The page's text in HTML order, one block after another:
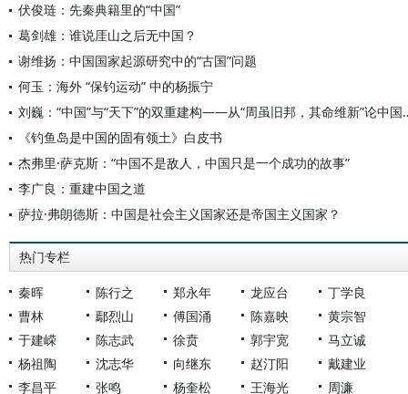
伏俊琏：先秦典籍里的“中国”
葛剑雄：谁说厓山之后无中国？
谢维扬：中国国家起源研究中的“古国”问题
何玉：海外 “保钓运动” 中的杨振宁
刘巍：“中国”与“天下”
《钓鱼岛是中国的固有领土》白皮书
杰弗里·萨克斯：“中国不是敌人，中国只是一个成功的故事”
李广良：重建中国之道
萨拉·弗朗德斯：中国是社会主义国家还是帝国主义国家？
热门专栏
秦晖 陈行之 郑永年 龙应台
丁学良
曹林
鄢烈山 傅国涌 陈嘉映
黄宗智
于建嵘
陈志武 徐贲 郭宇宽
马立诚
杨祖陶
沈志华 向继东 赵汀阳
戴建业
李昌平
张鸣 杨奎松 王海光 周濂